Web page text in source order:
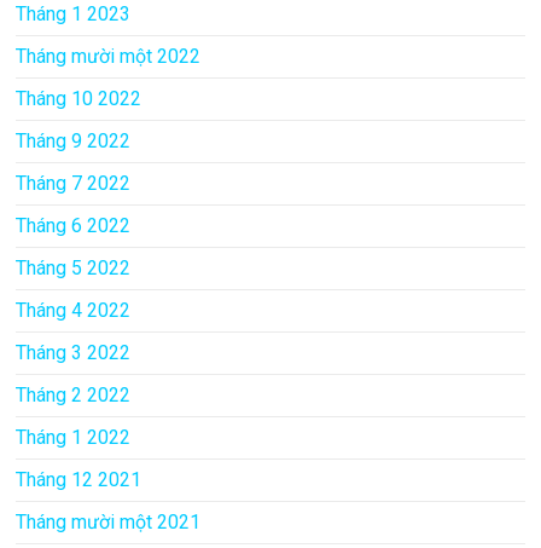
Tháng 1 2023
Tháng mười một 2022
Tháng 10 2022
Tháng 9 2022
Tháng 7 2022
Tháng 6 2022
Tháng 5 2022
Tháng 4 2022
Tháng 3 2022
Tháng 2 2022
Tháng 1 2022
Tháng 12 2021
Tháng mười một 2021